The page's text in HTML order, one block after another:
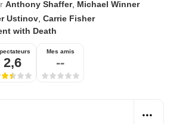
Anthony Shaffer, Michael Winner
Ustinov Carrie Fisher
with Death
2,6
Mes amis
--